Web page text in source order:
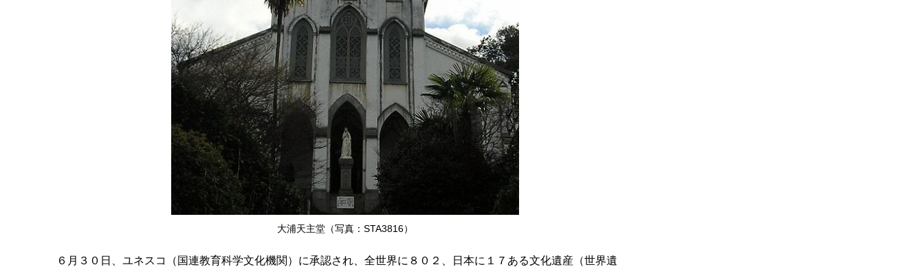
大浦天主堂（写真：STA3816）
６月３０日、ユネスコ（国連教育科学文化機関）に承認され、全世界に８０２、日本に１７ある文化遺産（世界遺